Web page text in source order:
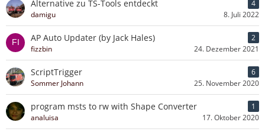
Alternative zu TS-Tools entdeckt
4
damigu
8. Juli 2022
AP Auto Updater (by Jack Hales)
2
fizzbin
24. Dezember 2021
ScriptTrigger
6
Sommer Johann
25. November 2020
program msts to rw with Shape Converter
1
analuisa
17. Oktober 2020